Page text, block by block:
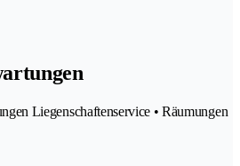
Liegenschaftenservice • Räumungen